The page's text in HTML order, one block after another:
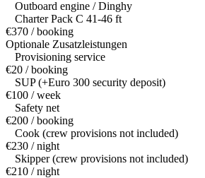
Outboard engine / Dinghy
Charter Pack C 41-46 ft
€370 / booking
Optionale Zusatzleistungen
Provisioning service
€20 / booking
SUP (+Euro 300 security deposit)
€100 / week
Safety net
€200 / booking
Cook (crew provisions not included)
€230 / night
Skipper (crew provisions not included)
€210 / night